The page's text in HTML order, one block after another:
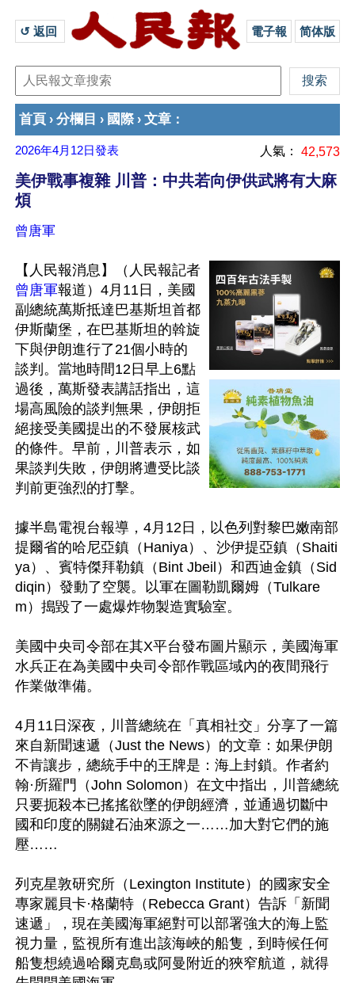
↺ 返回 電子報 简体版
首頁 › 分欄目 › 國際› 文章 ：
2026年4月12日發表 人氣： 42,573
美伊戰事複雜 川普：中共若向伊供武將有大麻
煩
曾唐軍
【人民報消息】（人民報記者
曾唐軍報道）4月11日，美國
副總統萬斯抵達巴基斯坦首都
伊斯蘭堡，在巴基斯坦的斡旋
下與伊朗進行了21個小時的
談判。當地時間12日早上6點
過後，萬斯發表講話指出，這
場高風險的談判無果，伊朗拒
絕接受美國提出的不發展核武
的條件。早前，川普表示，如
果談判失敗，伊朗將遭受比談
判前更強烈的打擊。
據半島電視台報導，4月12日，以色列對黎巴嫩南部
提爾省的哈尼亞鎮（Haniya）、沙伊提亞鎮（Shaiti
ya）、賓特傑拜勒鎮（Bint Jbeil）和西迪金鎮（Sid
diqin）發動了空襲。以軍在圖勒凱爾姆（Tulkare
m）搗毀了一處爆炸物製造實驗室。
美國中央司令部在其X平台發布圖片顯示，美國海軍
水兵正在為美國中央司令部作戰區域內的夜間飛行
作業做準備。
4月11日深夜，川普總統在「真相社交」分享了一篇
來自新聞速遞（Just the News）的文章：如果伊朗
不肯讓步，總統手中的王牌是：海上封鎖。作者約
翰·所羅門（John Solomon）在文中指出，川普總統
只要扼殺本已搖搖欲墜的伊朗經濟，並通過切斷中
國和印度的關鍵石油來源之一……加大對它們的施
壓……
列克星敦研究所（Lexington Institute）的國家安全
專家麗貝卡·格蘭特（Rebecca Grant）告訴「新聞
速遞」，現在美國海軍絕對可以部署強大的海上監
視力量，監視所有進出該海峽的船隻，到時候任何
船隻想繞過哈爾克島或阿曼附近的狹窄航道，就得